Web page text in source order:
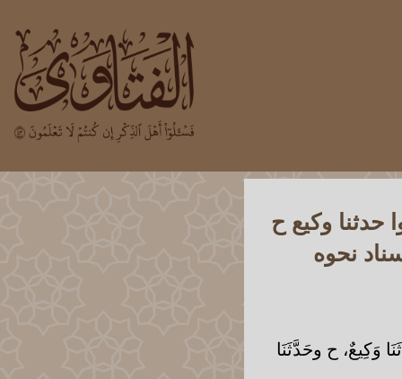
حدثنا وكيع ح
نحوه
وَكِيعٌ، ح وحَدَّثَنَا